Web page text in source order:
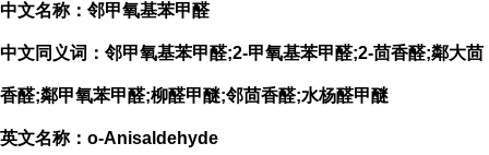
中文名称：邻甲氧基苯甲醛
中文同义词：邻甲氧基苯甲醛;2-甲氧基苯甲醛;2-茴香醛;鄰大茴
香醛;鄰甲氧苯甲醛;柳醛甲醚;邻茴香醛;水杨醛甲醚
英文名称：o-Anisaldehyde